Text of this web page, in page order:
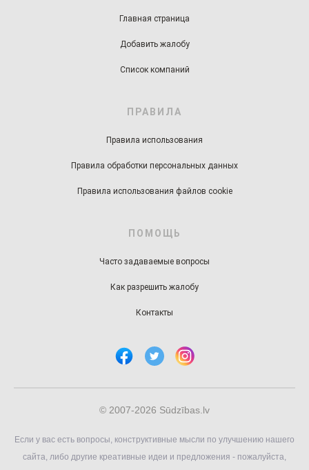
Главная страница
Добавить жалобу
Список компаний
ПРАВИЛА
Правила использования
Правила обработки персональных данных
Правила использования файлов cookie
ПОМОЩЬ
Часто задаваемые вопросы
Как разрешить жалобу
Контакты
© 2007-2026 Sūdzības.lv
Если у вас есть вопросы, конструктивные мысли по улучшению нашего
сайта, либо другие креативные идеи и предложения - пожалуйста,